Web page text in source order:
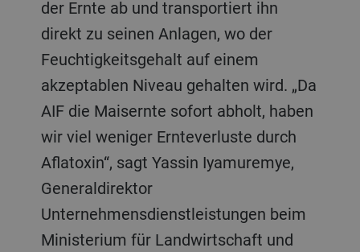
der Ernte ab und transportiert ihn
direkt zu seinen Anlagen, wo der
Feuchtigkeitsgehalt auf einem
akzeptablen Niveau gehalten wird. „Da
AIF die Maisernte sofort abholt, haben
wir viel weniger Ernteverluste durch
Aflatoxin“, sagt Yassin Iyamuremye,
Generaldirektor
Unternehmensdienstleistungen beim
Ministerium für Landwirtschaft und